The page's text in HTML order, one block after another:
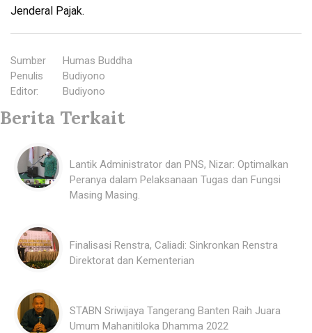
Jenderal Pajak.
Sumber
:
Humas Buddha
Penulis
:
Budiyono
Editor: Budiyono
Berita Terkait
Lantik Administrator dan PNS, Nizar: Optimalkan
Peranya dalam Pelaksanaan Tugas dan Fungsi
Masing Masing.
Finalisasi Renstra, Caliadi: Sinkronkan Renstra
Direktorat dan Kementerian
STABN Sriwijaya Tangerang Banten Raih Juara
Umum Mahanitiloka Dhamma 2022